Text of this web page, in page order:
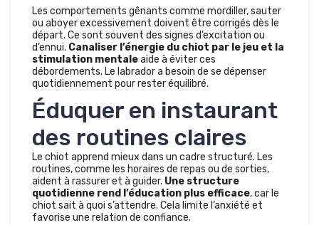
Les comportements gênants comme mordiller, sauter
ou aboyer excessivement doivent être corrigés dès le
départ. Ce sont souvent des signes d’excitation ou
d’ennui. Canaliser l’énergie du chiot par le jeu et la
stimulation mentaleaide à éviter ces
débordements. Le labrador a besoin de se dépenser
quotidiennement pour rester équilibré.
Éduquer en instaurant
des routines claires
Le chiot apprend mieux dans un cadre structuré. Les
routines, comme les horaires de repas ou de sorties,
aident à rassurer et à guider. Une structure
quotidienne rend l’éducation plus efficace, car le
chiot sait à quoi s’attendre. Cela limite l’anxiété et
favorise une relation de confiance.